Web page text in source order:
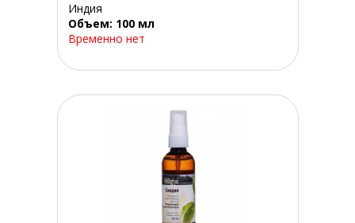
Индия
Объем: 100 мл
Временно нет